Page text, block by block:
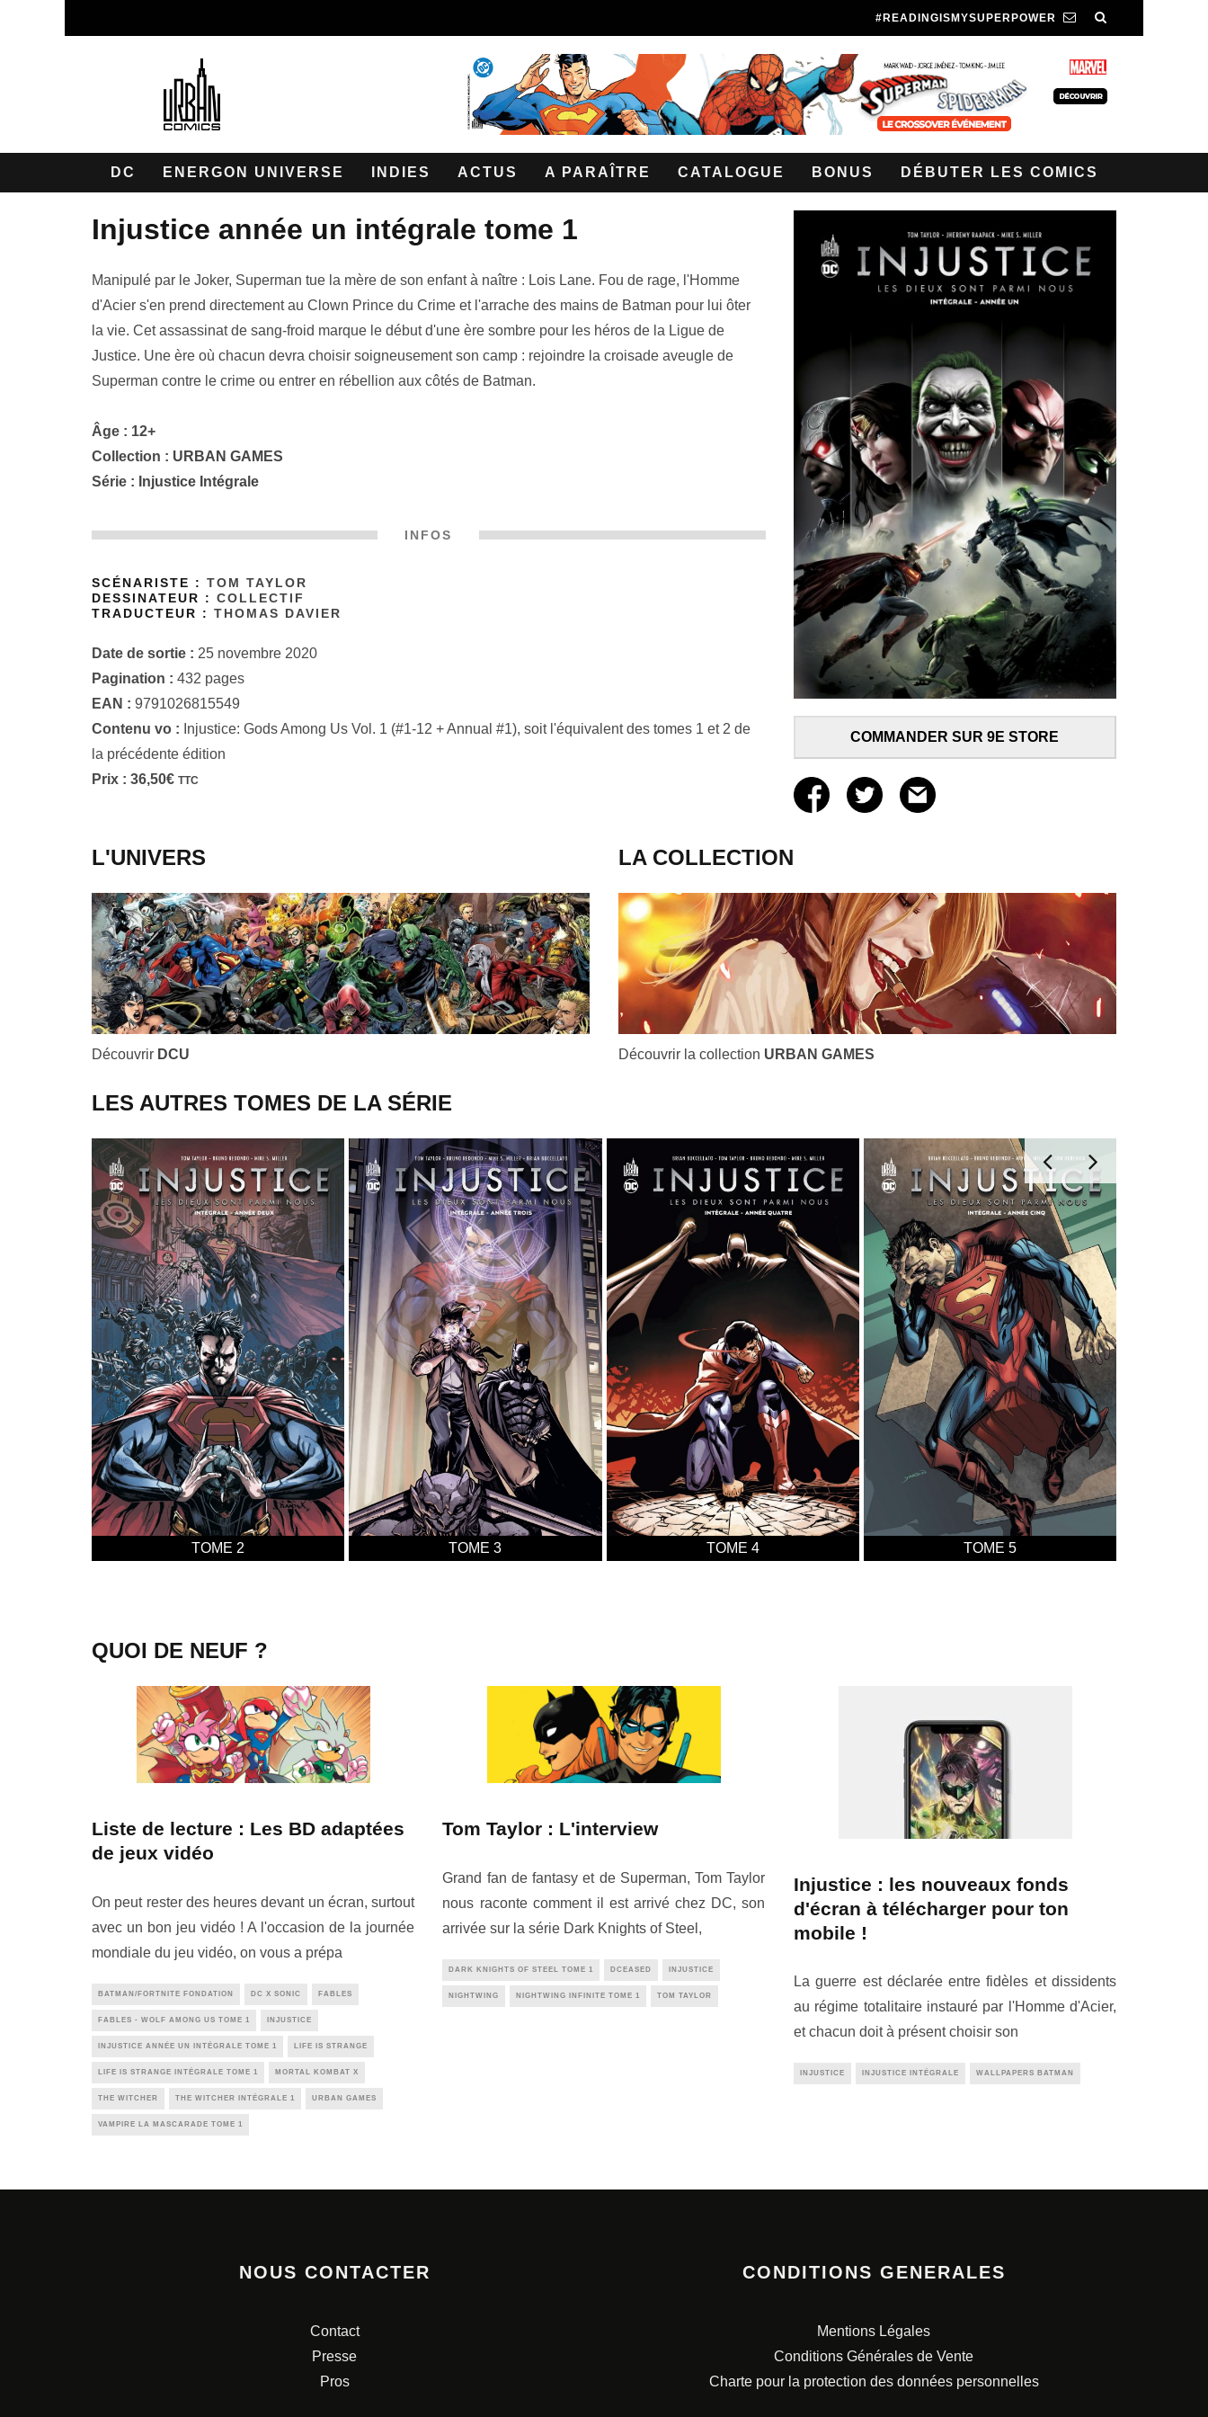
#READINGISMYSUPERPOWER
DC ENERGON UNIVERSE INDIES ACTUS A PARAÎTRE CATALOGUE BONUS DÉBUTER LES COMICS
injustice année un intégrale tome 1
Manipulé par le Joker, Superman tue la mère de son enfant à naître : Lois Lane. Fou de rage, l'Homme
d'Acier s'en prend directement au Clown Prince du Crime et l'arrache des mains de Batman pour lui ôter
la vie. Cet assassinat de sang-froid marque le début d'une ère sombre pour les héros de la Ligue de
Justice. Une ère où chacun devra choisir soigneusement son camp : rejoindre la croisade aveugle de
Superman contre le crime ou entrer en rébellion aux côtés de Batman.
Âge : 12+
Collection : URBAN GAMES
Série : Injustice Intégrale
INFOS
SCÉNARISTE : TOM TAYLOR
DESSINATEUR : COLLECTIF
TRADUCTEUR : THOMAS DAVIER
Date de sortie : 25 novembre 2020
Pagination : 432 pages
EAN : 9791026815549
Contenu vo : Injustice: Gods Among Us Vol. 1 (#1-12 + Annual #1), soit l'équivalent des tomes 1 et 2 de
la précédente édition
Prix : 36,50€ TTC
COMMANDER SUR 9E STORE
L'UNIVERS
Découvrir DCU
LA COLLECTION
Découvrir la collection URBAN GAMES
LES AUTRES TOMES DE LA SÉRIE
TOME 2 TOME 3 TOME 4 TOME 5
QUOI DE NEUF ?
Liste de lecture : Les BD adaptées
de jeux vidéo
On peut rester des heures devant un écran, surtout
avec un bon jeu vidéo ! A l'occasion de la journée
mondiale du jeu vidéo, on vous a prépa
BATMAN/FORTNITE FONDATION DC X SONIC FABLES
FABLES - WOLF AMONG US TOME 1 INJUSTICE
INJUSTICE ANNÉE UN INTÉGRALE TOME 1 LIFE IS STRANGE
LIFE IS STRANGE INTÉGRALE TOME 1 MORTAL KOMBAT X
THE WITCHER THE WITCHER INTÉGRALE 1 URBAN GAMES
VAMPIRE LA MASCARADE TOME 1
Tom Taylor : L'interview
Grand fan de fantasy et de Superman, Tom Taylor
nous raconte comment il est arrivé chez DC, son
arrivée sur la série Dark Knights of Steel,
DARK KNIGHTS OF STEEL TOME 1 DCEASED INJUSTICE
NIGHTWING NIGHTWING INFINITE TOME 1 TOM TAYLOR
Injustice : les nouveaux fonds
d'écran à télécharger pour ton
mobile !
La guerre est déclarée entre fidèles et dissidents
au régime totalitaire instauré par l'Homme d'Acier,
et chacun doit à présent choisir son
INJUSTICE INJUSTICE INTÉGRALE WALLPAPERS BATMAN
NOUS CONTACTER
Contact
Presse
Pros
CONDITIONS GENERALES
Mentions Légales
Conditions Générales de Vente
Charte pour la protection des données personnelles